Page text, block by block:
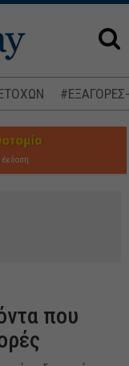
έκδοση
που